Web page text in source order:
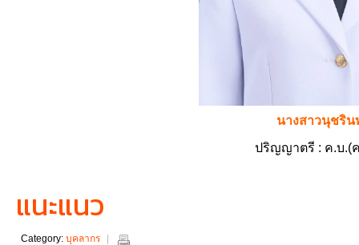
นางสาวนุชริน
ปริญญาตรี : ค.บ.(
แนะแนว
Category: บุคลากร